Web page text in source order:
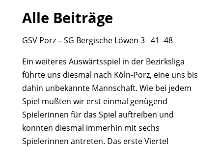
Alle Beiträge
GSV Porz – SG Bergische Löwen 3 41 -48
Ein weiteres Auswärtsspiel in der Bezirksliga
führte uns diesmal nach Köln-Porz, eine uns bis
dahin unbekannte Mannschaft. Wie bei jedem
Spiel mußten wir erst einmal genügend
Spielerinnen für das Spiel auftreiben und
konnten diesmal immerhin mit sechs
Spielerinnen antreten. Das erste Viertel